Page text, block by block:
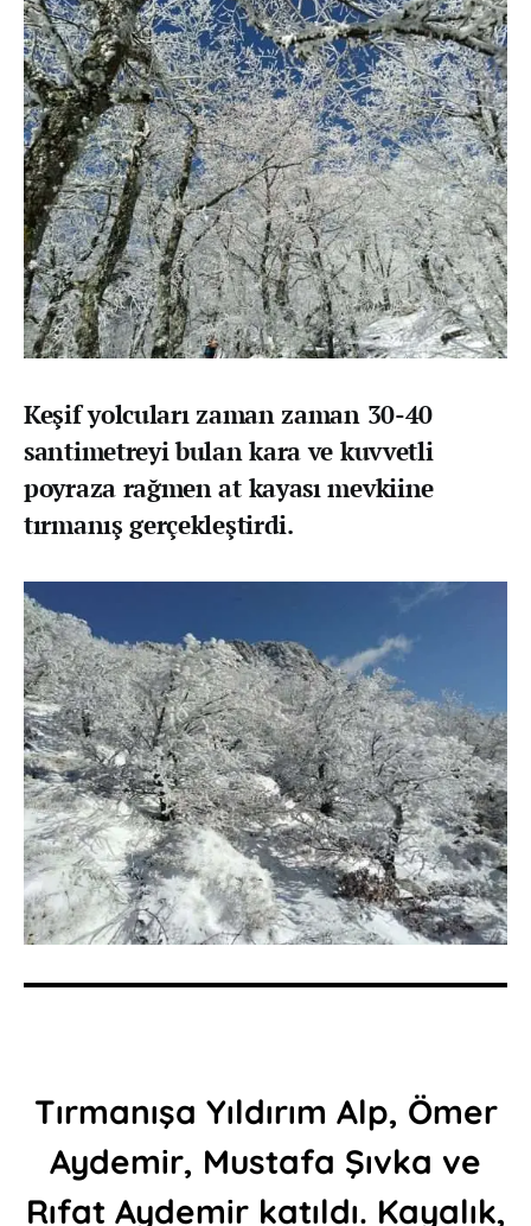
Keşif yolcuları zaman zaman 30-40
santimetreyi bulan kara ve kuvvetli
poyraza rağmen at kayası mevkiine
tırmanış gerçekleştirdi.
Tırmanışa Yıldırım Alp, Ömer
Aydemir, Mustafa Şıvka ve
Rıfat Aydemir katıldı. Kayalık,